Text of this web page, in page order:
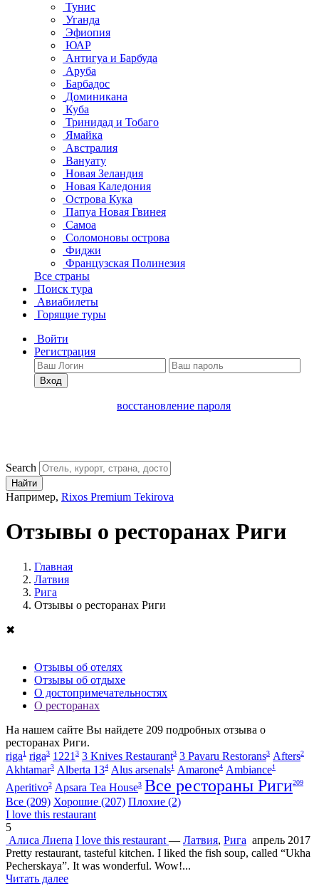
Тунис
Уганда
Эфиопия
ЮАР
Антигуа и Барбуда
Аруба
Барбадос
Доминикана
Куба
Тринидад и Тобаго
Ямайка
Австралия
Вануату
Новая Зеландия
Новая Каледония
Острова Кука
Папуа Новая Гвинея
Самоа
Соломоновы острова
Фиджи
Французская Полинезия
Все страны
Поиск тура
Авиабилеты
Горящие туры
Войти
Регистрация
Вход
восстановление пароля
Search
Найти
Например, Rixos Premium Tekirova
Отзывы о ресторанах Риги
Главная
Латвия
Рига
Отзывы о ресторанах Риги
✖
Отзывы об отелях
Отзывы об отдыхе
О достопримечательностях
О ресторанах
На нашем сайте Вы найдете 209 подробных отзыва о
ресторанах Риги.
riga1 riga3 1221 3 3 Knives Restaurant3 3 Pavaru Restorans3 Afters2
Akhtamar3 Alberta 134 Alus arsenals1 Amarone4 Ambiance1
Aperitivo2 Apsara Tea House3 Все рестораны Риги209
Все (209) Хорошие (207) Плохие (2)
I love this restaurant
5
Алиса Лиепа I love this restaurant — Латвия, Рига апрель 2017
Pretty restaurant, tasteful kitchen. I liked the fish soup, called “Ukha
Pecherskaya”. It was wonderful. Wow!...
Читать далее